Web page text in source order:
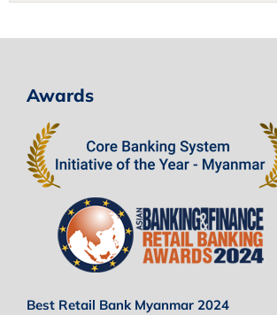
Awards
Best Retail Bank Myanmar 2024